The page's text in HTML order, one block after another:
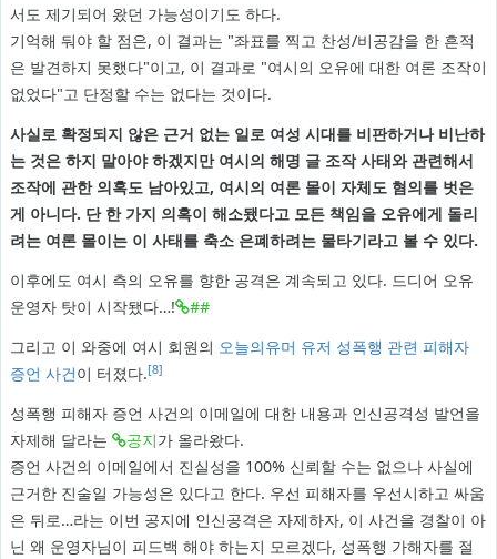
서도 제기되어 왔던 가능성이기도 하다.
기억해 둬야 할 점은, 이 결과는 "좌표를 찍고 찬성/비공감을 한 흔적
은 발견하지 못했다"이고, 이 결과로 "여시의 오유에 대한 여론 조작이
없었다"고 단정할 수는 없다는 것이다.
사실로 확정되지 않은 근거 없는 일로 여성 시대를 비판하거나 비난하
는 것은 하지 말아야 하겠지만 여시의 해명 글 조작 사태와 관련해서
조작에 관한 의혹도 남아있고, 여시의 여론 몰이 자체도 혐의를 벗은
게 아니다. 단 한 가지 의혹이 해소됐다고 모든 책임을 오유에게 돌리
려는 여론 몰이는 이 사태를 축소 은폐하려는 물타기라고 볼 수 있다.
이후에도 여시 측의 오유를 향한 공격은 계속되고 있다. 드디어 오유
운영자 탓이 시작됐다…!
##
그리고 이 와중에 여시 회원의 오늘의유머 유저 성폭행 관련 피해자
증언 사건이 터졌다.[8]
성폭행 피해자 증언 사건의 이메일에 대한 내용과 인신공격성 발언을
자제해 달라는
공지가 올라왔다.
증언 사건의 이메일에서 진실성을 100% 신뢰할 수는 없으나 사실에
근거한 진술일 가능성은 있다고 한다. 우선 피해자를 우선시하고 싸움
은 뒤로…라는 이번 공지에 인신공격은 자제하자, 이 사건을 경찰이 아
닌 왜 운영자님이 피드백 해야 하는지 모르겠다, 성폭행 가해자를 절